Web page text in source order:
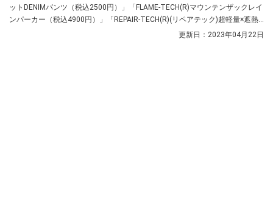
ットDENIMパンツ（税込2500円）」「FLAME-TECH(R)マウンテンザックレイ
ンパーカー（税込4900円）」「REPAIR-TECH(R)(リペアテック)超軽量×遮熱
ミリタリーカーゴパンツ（税込1900円）」を紹介してくれました。ぜひと
更新日： 2023年04月22日